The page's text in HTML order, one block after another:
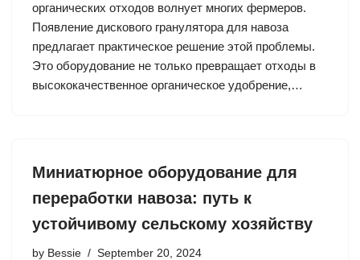
органических отходов волнует многих фермеров.
Появление дискового гранулятора для навоза
предлагает практическое решение этой проблемы.
Это оборудование не только превращает отходы в
высококачественное органическое удобрение,…
Миниатюрное оборудование для
переработки навоза: путь к
устойчивому сельскому хозяйству
by Bessie September 20, 2024